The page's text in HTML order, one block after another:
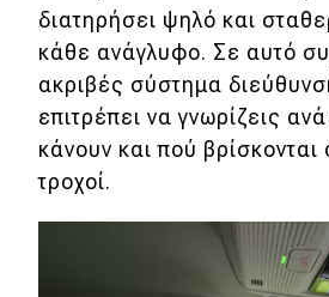
διατηρήσει ψηλό και
κάθε ανάγλυφο. Σε αυτό
ακριβές σύστημα
επιτρέπει να γνωρίζεις
κάνουν και πού βρίσκονται
τροχοί.